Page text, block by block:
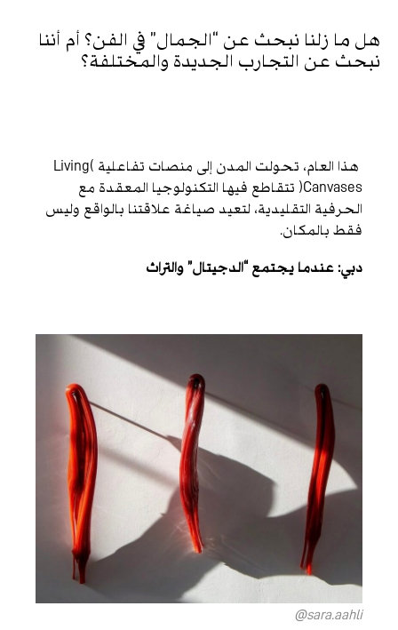
هل ما زلنا نبحث عن “الجمال” في الفن؟ أم أننا
نبحث عن التجارب الجديدة والمختلفة؟
هذا العام، تحولت المدن إلى منصات تفاعلية (Living
Canvases) تتقاطع فيها التكنولوجيا المعقدة مع
الحرفية التقليدية، لتعيد صياغة علاقتنا بالواقع وليس
فقط بالمكان.
دبي: عندما يجتمع “الدجيتال” والتراث
sara.aahli@